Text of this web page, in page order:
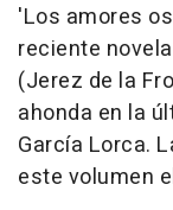
'Los amores
reciente
(Jerez de la
ahonda en la
García Lorca.
este volumen